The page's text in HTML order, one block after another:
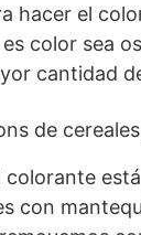
hacer el
color sea
cantidad
colorante
con